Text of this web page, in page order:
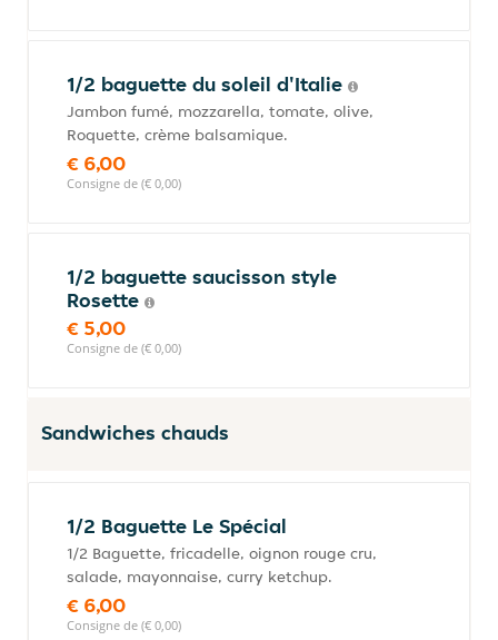
1/2 baguette du soleil d'Italie
Jambon fumé, mozzarella, tomate, olive,
Roquette, crème balsamique.
€ 6,00
Consigne de (€ 0,00)
1/2 baguette saucisson style
Rosette
€ 5,00
Consigne de (€ 0,00)
Sandwiches chauds
1/2 Baguette Le Spécial
1/2 Baguette, fricadelle, oignon rouge cru,
salade, mayonnaise, curry ketchup.
€ 6,00
Consigne de (€ 0,00)